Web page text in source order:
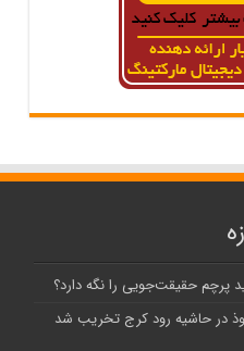
پرچم حقیقت‌جویی را نگه دارد؟
در حاشیه‌ رود کرج تخریب شد